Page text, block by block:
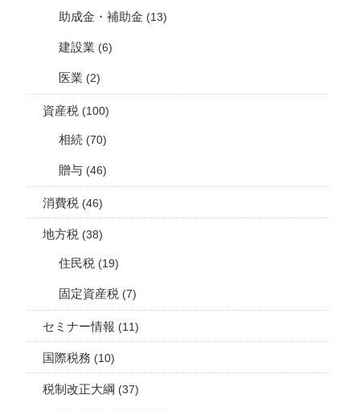
助成金・補助金 (13)
建設業 (6)
医業 (2)
資産税 (100)
相続 (70)
贈与 (46)
消費税 (46)
地方税 (38)
住民税 (19)
固定資産税 (7)
セミナー情報 (11)
国際税務 (10)
税制改正大綱 (37)